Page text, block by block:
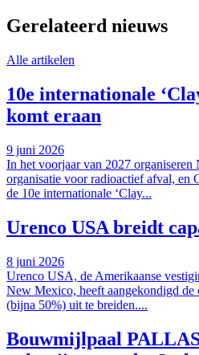
Gerelateerd nieuws
Alle artikelen
10e internationale
komt eraan
9 juni 2026
In het voorjaar van 2027
organisatie voor radioactief afval, en
de 10e internationale ‘Clay...
Urenco USA breidt
8 juni 2026
Urenco USA, de Amerikaanse
New Mexico, heeft aangekondigd
(bijna 50%) uit te breiden....
Bouwmijlpaal